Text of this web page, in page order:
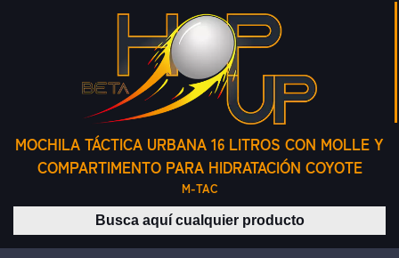
MOCHILA TÁCTICA URBANA 16 LITROS CON MOLLE Y
COMPARTIMENTO PARA HIDRATACIÓN COYOTE
M-TAC
Buscar productos